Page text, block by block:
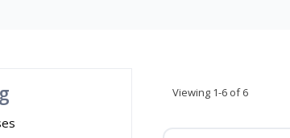
Viewing 1-6 of 6